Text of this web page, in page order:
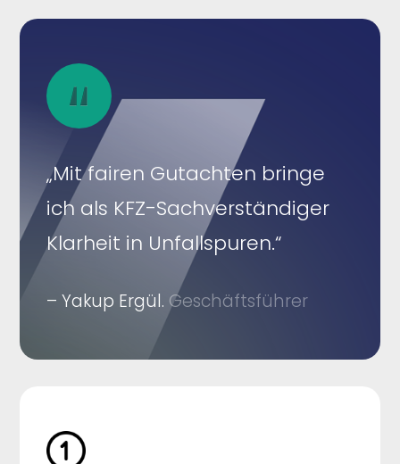
„Mit fairen Gutachten bringe
ich als KFZ-Sachverständiger
Klarheit in Unfallspuren.“
– Yakup Ergül. Geschäftsführer